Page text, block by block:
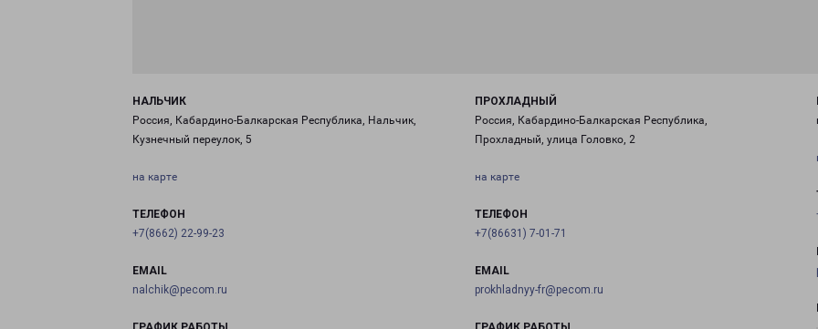
НАЛЬЧИК
Россия, Кабардино-Балкарская Республика, Нальчик,
Кузнечный переулок, 5
на карте
ТЕЛЕФОН
+7(8662) 22-99-23
EMAIL
nalchik@pecom.ru
ПРОХЛАДНЫЙ
Россия, Кабардино-Балкарская Республика,
Прохладный, улица Головко, 2
на карте
ТЕЛЕФОН
+7(86631) 7-01-71
EMAIL
prokhladnyy-fr@pecom.ru